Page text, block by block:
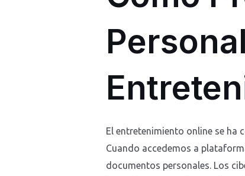
El entretenimiento online se ha
Cuando accedemos a
documentos personales. Los